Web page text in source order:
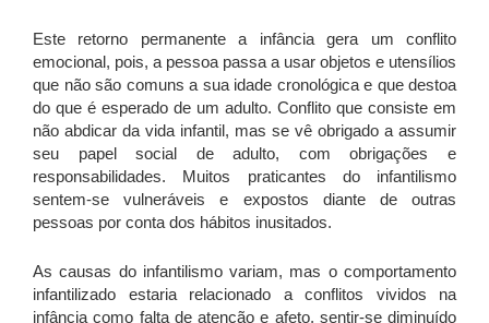
Este retorno permanente a infância gera um conflito
emocional, pois, a pessoa passa a usar objetos e utensílios
que não são comuns a sua idade cronológica e que destoa
do que é esperado de um adulto. Conflito que consiste em
não abdicar da vida infantil, mas se vê obrigado a assumir
seu papel social de adulto, com obrigações e
responsabilidades. Muitos praticantes do infantilismo
sentem-se vulneráveis e expostos diante de outras
pessoas por conta dos hábitos inusitados.
As causas do infantilismo variam, mas o comportamento
infantilizado estaria relacionado a conflitos vividos na
infância como falta de atenção e afeto, sentir-se diminuído